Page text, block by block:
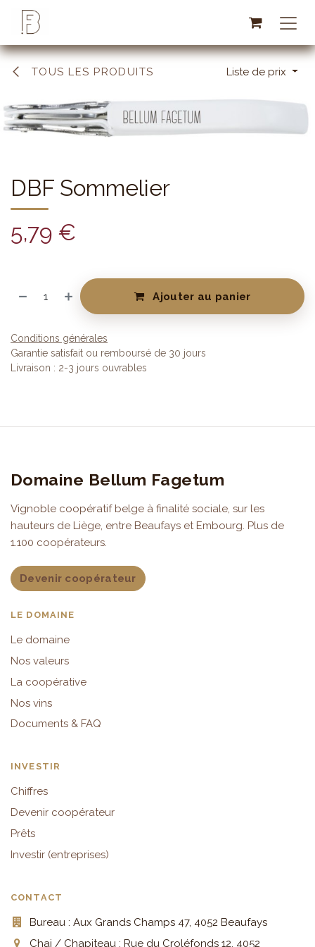
Se rendre au contenu
TOUS LES PRODUITS Liste de prix
DBF Sommelier
5,79 €
Ajouter au panier
Conditions générales
Garantie satisfait ou remboursé de 30 jours
Livraison : 2-3 jours ouvrables
Domaine Bellum Fagetum
Vignoble coopératif belge à finalité sociale, sur les
hauteurs de Liège, entre Beaufays et Embourg. Plus de
1.100 coopérateurs.
Devenir coopérateur
LE DOMAINE
Le domaine
Nos valeurs
La coopérative
Nos vins
Documents & FAQ
INVESTIR
Chiffres
Devenir coopérateur
Prêts
Investir (entreprises)
CONTACT
Bureau : Aux Grands Champs 47, 4052 Beaufays
Chai / Chapiteau : Rue du Croléfonds 12, 4052